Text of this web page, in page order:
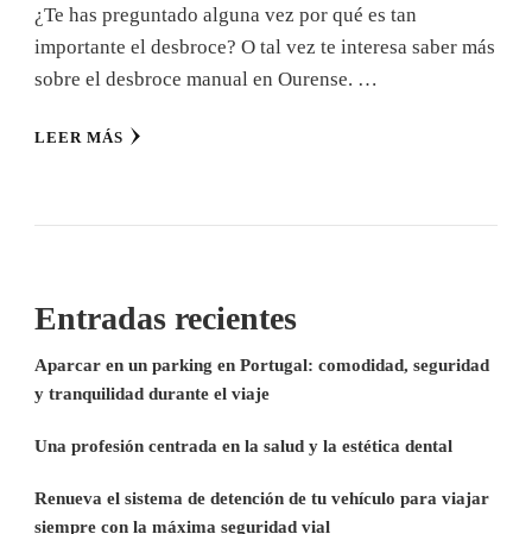
¿Te has preguntado alguna vez por qué es tan
importante el desbroce? O tal vez te interesa saber más
sobre el desbroce manual en Ourense. …
LEER MÁS
Entradas recientes
Aparcar en un parking en Portugal: comodidad, seguridad
y tranquilidad durante el viaje
Una profesión centrada en la salud y la estética dental
Renueva el sistema de detención de tu vehículo para viajar
siempre con la máxima seguridad vial